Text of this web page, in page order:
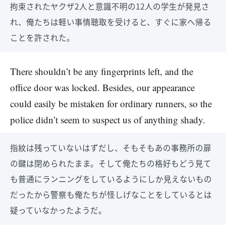
拘束されたヤクザ2人と意識不明の12人の学生が発見さ
れ、俺たちは軽い事情聴取を受けると、すぐに家へ帰る
ことを許された。
There shouldn’t be any fingerprints left, and the
office door was locked. Besides, our appearance
could easily be mistaken for ordinary runners, so the
police didn’t seem to suspect us of anything shady.
指紋は残っていないはずだし、そもそもあの事務所の扉
の鍵は閉められたまま。そして俺たちの格好もどう見て
も普通にランニングをしているようにしか見えないもの
だったから警察も俺たちが怪しげなことをしているとは
疑っていなかったようだ。